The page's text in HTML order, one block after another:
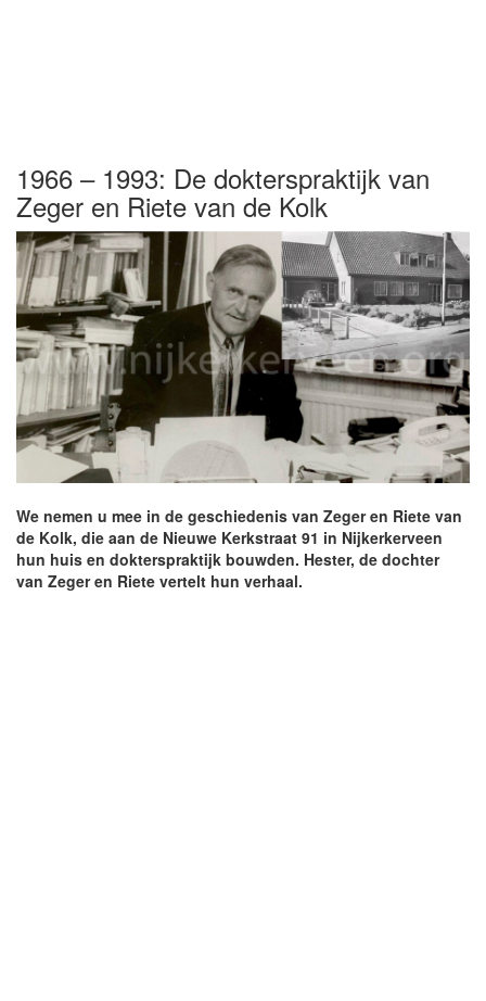
1966 – 1993: De dokterspraktijk van
Zeger en Riete van de Kolk
We nemen u mee in de geschiedenis van Zeger en Riete van
de Kolk, die aan de Nieuwe Kerkstraat 91 in Nijkerkerveen
hun huis en dokterspraktijk bouwden. Hester, de dochter
van Zeger en Riete vertelt hun verhaal.